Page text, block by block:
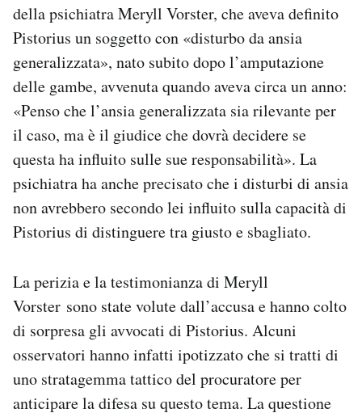
della psichiatra Meryll Vorster, che aveva definito
Pistorius un soggetto con «disturbo da ansia
generalizzata», nato subito dopo l’amputazione
delle gambe, avvenuta quando aveva circa un anno:
«Penso che l’ansia generalizzata sia rilevante per
il caso, ma è il giudice che dovrà decidere se
questa ha influito sulle sue responsabilità». La
psichiatra ha anche precisato che i disturbi di ansia
non avrebbero secondo lei influito sulla capacità di
Pistorius di distinguere tra giusto e sbagliato.
La perizia e la testimonianza di Meryll
Vorster sono state volute dall’accusa e hanno colto
di sorpresa gli avvocati di Pistorius. Alcuni
osservatori hanno infatti ipotizzato che si tratti di
uno stratagemma tattico del procuratore per
anticipare la difesa su questo tema. La questione